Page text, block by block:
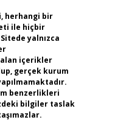
herhangi bir
ile hiçbir
yalnızca
alan içerikler
gerçek kurum
benzerlikleri
bilgiler taslak